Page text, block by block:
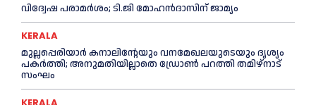
വിദ്വേഷ പരാമര്‍ശം; ടി.ജി മോഹന്‍ദാസിന് ജാമ്യം
KERALA
മുല്ലപ്പെരിയാര്‍ കനാലിൻ്റേയും വനമേഖലയുടെയും ദൃശ്യം
പകര്‍ത്തി; അനുമതിയില്ലാതെ ഡ്രോണ്‍ പറത്തി തമിഴ്നാട്
സംഘം